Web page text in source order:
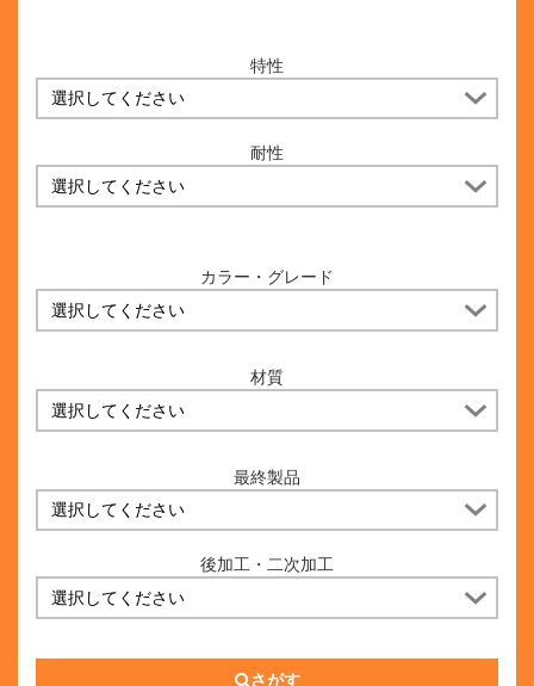
特性
耐性
カラー・グレード
材質
最終製品
後加工・二次加工
さがす